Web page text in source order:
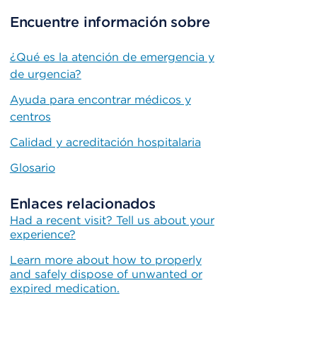
Encuentre información sobre
¿Qué es la atención de emergencia y
de urgencia?
Ayuda para encontrar médicos y
centros
Calidad y acreditación hospitalaria
Glosario
Enlaces relacionados
Had a recent visit? Tell us about your
experience?
Learn more about how to properly
and safely dispose of unwanted or
expired medication.